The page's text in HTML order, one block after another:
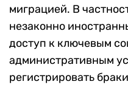
миграцией. В
незаконно
доступ к ключевым
административным
регистрировать